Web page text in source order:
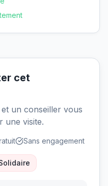
cet
un conseiller vous
une visite.
Sans engagement